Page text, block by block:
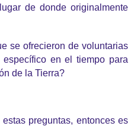
de donde originalmente
se ofrecieron de voluntarias
en el tiempo para
de la Tierra?
preguntas, entonces es